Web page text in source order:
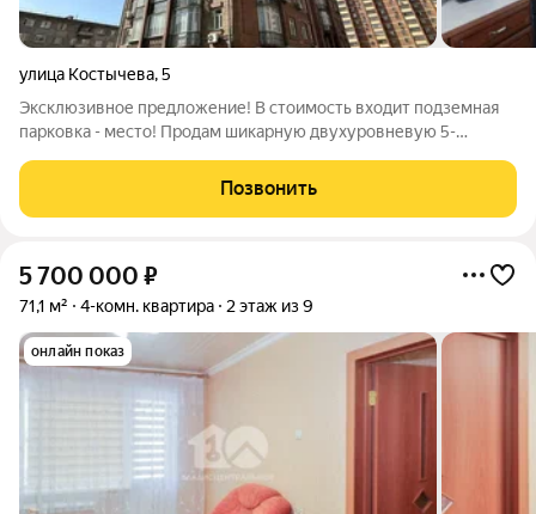
улица Костычева,5
Эксклюзивное предложение! В стоимость входит подземная
парковка - место! Продам шикарную двухуровневую 5-
кирпичной кладки в центре Ленинского района с ремонтом!
Этот клубный дом создан для самых
Позвонить
5 700 000 ₽
71,1 м² 4-комн. квартира 2 этаж из 9
онлайн показ